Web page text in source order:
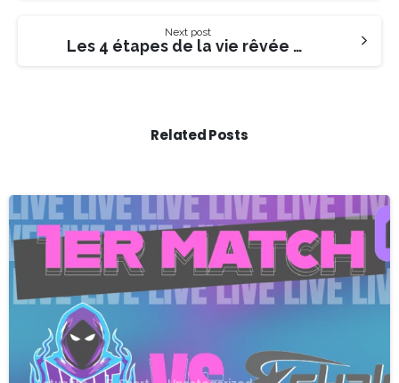
Next post
Les 4 étapes de la vie rêvée des étudiants en école de commerce
Related Posts